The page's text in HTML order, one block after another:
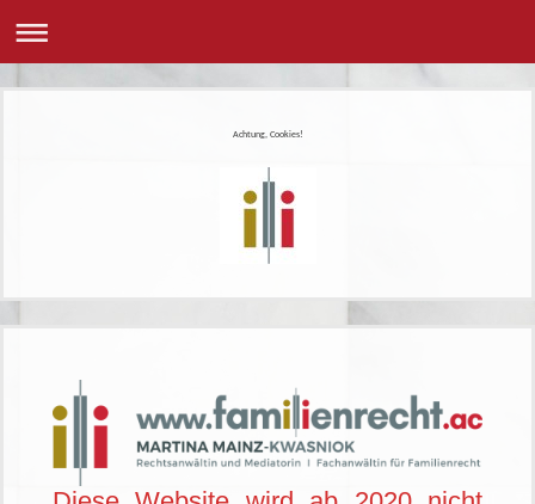
Achtung, Cookies!